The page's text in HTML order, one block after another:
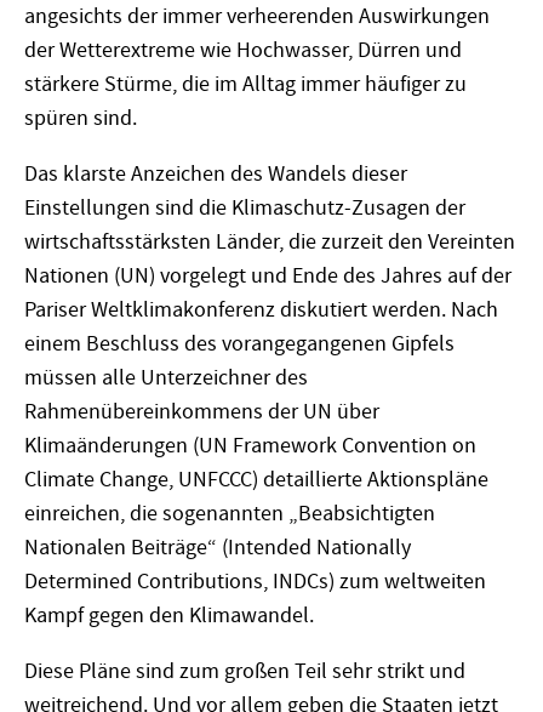
angesichts der immer verheerenden Auswirkungen
der Wetterextreme wie Hochwasser, Dürren und
stärkere Stürme, die im Alltag immer häufiger zu
spüren sind.
Das klarste Anzeichen des Wandels dieser
Einstellungen sind die Klimaschutz-Zusagen der
wirtschaftsstärksten Länder, die zurzeit den Vereinten
Nationen (UN) vorgelegt und Ende des Jahres auf der
Pariser Weltklimakonferenz diskutiert werden. Nach
einem Beschluss des vorangegangenen Gipfels
müssen alle Unterzeichner des
Rahmenübereinkommens der UN über
Klimaänderungen (UN Framework Convention on
Climate Change, UNFCCC) detaillierte Aktionspläne
einreichen, die sogenannten „Beabsichtigten
Nationalen Beiträge“ (Intended Nationally
Determined Contributions, INDCs) zum weltweiten
Kampf gegen den Klimawandel.
Diese Pläne sind zum großen Teil sehr strikt und
weitreichend. Und vor allem geben die Staaten jetzt